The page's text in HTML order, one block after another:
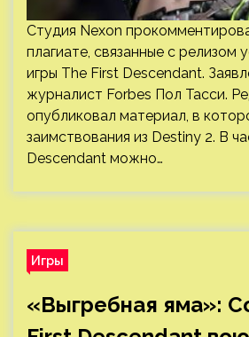
Студия Nexon
плагиате, связанные с релизом
игры The First Descendant.
журналист Forbes Пол Тасси.
опубликовал материал, в
заимствования из Destiny 2. В
Descendant можно…
Игры
«Выгребная яма»: